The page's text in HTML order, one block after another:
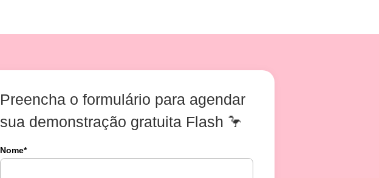
Preencha o formulário para agendar
sua demonstração gratuita Flash 🦩
Nome*